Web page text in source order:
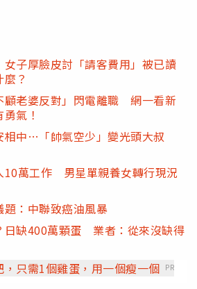
子厚臉皮討「請客費用」被已讀
？
顧老婆反對」閃電離職 網一看新
氣！
相中…「帥氣空少」變光頭大叔
10萬工作 男星單親養女轉行現況
題：中聯致癌油風暴
日缺400萬顆蛋 業者：從來沒缺得
只需1個雞蛋，用一個瘦一個
PR